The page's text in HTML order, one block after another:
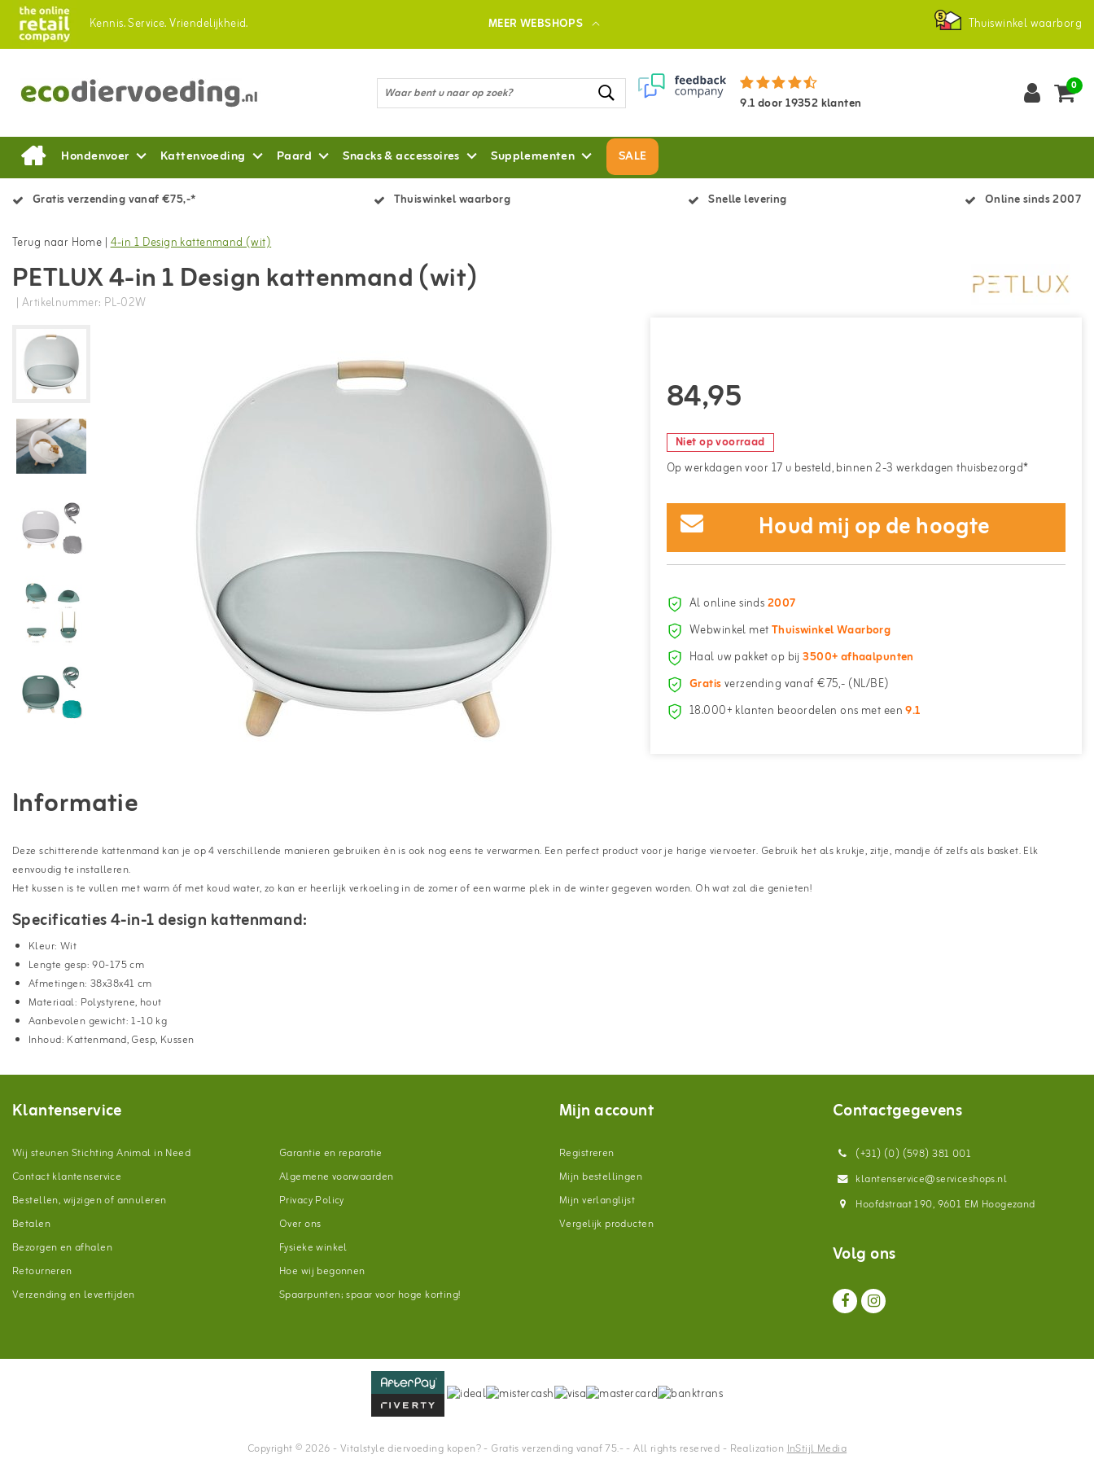
Kennis.Service.Vriendelijkheid. MEER WEBSHOPS Thuiswinkel waarborg
9.1door19352klanten
0
Hondenvoer Kattenvoeding Paard Snacks & accessoires Supplementen SALE
Gratis verzending vanaf €75,-* Thuiswinkel waarborg Snelle levering Online sinds 2007
Terug naar Home |4-in 1 Design kattenmand (wit)
PETLUX 4-in 1 Design kattenmand (wit)
| Artikelnummer: PL-02W
84,95
Niet op voorraad
Op werkdagen voor 17 u besteld, binnen 2-3 werkdagen thuisbezorgd*
Houd mij op de hoogte
Al online sinds2007
Webwinkel metThuiswinkel Waarborg
Haal uw pakket op bij3500+ afhaalpunten
Gratisverzending vanaf €75,- (NL/BE)
18.000+ klanten beoordelen ons met een9.1
Informatie
Deze schitterende kattenmand kan je op 4 verschillende manieren gebruiken èn is ook nog eens te verwarmen. Een perfect product voor je harige viervoeter. Gebruik het als krukje, zitje, mandje óf zelfs als basket. Elk
eenvoudig te installeren.
Het kussen is te vullen met warm óf met koud water, zo kan er heerlijk verkoeling in de zomer of een warme plek in de winter gegeven worden. Oh wat zal die genieten!
Specificaties 4-in-1 design kattenmand:
Kleur: Wit
Lengte gesp: 90-175 cm
Afmetingen: 38x38x41 cm
Materiaal: Polystyrene, hout
Aanbevolen gewicht: 1-10 kg
Inhoud: Kattenmand, Gesp, Kussen
Klantenservice
Wij steunen Stichting Animal in Need
Contact klantenservice
Bestellen, wijzigen of annuleren
Betalen
Bezorgen en afhalen
Retourneren
Verzending en levertijden
Garantie en reparatie
Algemene voorwaarden
Privacy Policy
Over ons
Fysieke winkel
Hoe wij begonnen
Spaarpunten; spaar voor hoge korting!
Mijn account
Registreren
Mijn bestellingen
Mijn verlanglijst
Vergelijk producten
Contactgegevens
(+31) (0) (598) 381 001
klantenservice@serviceshops.nl
Hoofdstraat 190, 9601 EM Hoogezand
Volg ons
Copyright © 2026 - Vitalstyle diervoeding kopen? - Gratis verzending vanaf 75.- - All rights reserved - RealizationInStijl Media